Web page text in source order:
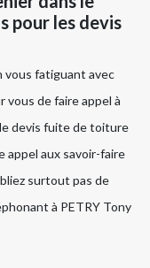
pour les devis
vous fatiguant avec
vous de faire appel à
devis fuite de toiture
appel aux savoir-faire
surtout pas de
à PETRY Tony